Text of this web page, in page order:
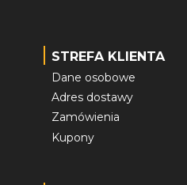
STREFA KLIENTA
Dane osobowe
Adres dostawy
Zamówienia
Kupony